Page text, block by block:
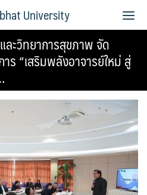
University
ะวิทยาการสุขภาพ จัด
ร “เสริมพลังอาจารย์ใหม่ สู่